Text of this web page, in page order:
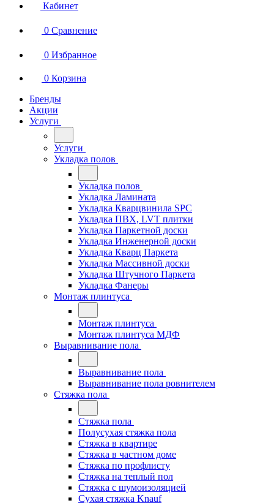
Кабинет
0 Сравнение
0 Избранное
0 Корзина
Бренды
Акции
Услуги
Услуги
Укладка полов
Укладка полов
Укладка Ламината
Укладка Кварцвинила SPC
Укладка ПВХ, LVT плитки
Укладка Паркетной доски
Укладка Инженерной доски
Укладка Кварц Паркета
Укладка Массивной доски
Укладка Штучного Паркета
Укладка Фанеры
Монтаж плинтуса
Монтаж плинтуса
Монтаж плинтуса МДФ
Выравнивание пола
Выравнивание пола
Выравнивание пола ровнителем
Стяжка пола
Стяжка пола
Полусухая стяжка пола
Стяжка в квартире
Стяжка в частном доме
Стяжка по профлисту
Стяжка на теплый пол
Стяжка с шумоизоляцией
Сухая стяжка Knauf